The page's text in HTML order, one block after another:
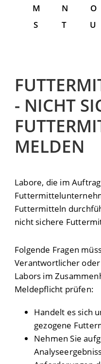
M
N O
S
T U
- NICHT
MELDEN
Labore, die im
Futtermitteln
nicht sichere
Folgende Fragen
Verantwortlicher
Labors im
Meldepflicht prüfen:
Handelt es sich
gezogene
Nehmen Sie